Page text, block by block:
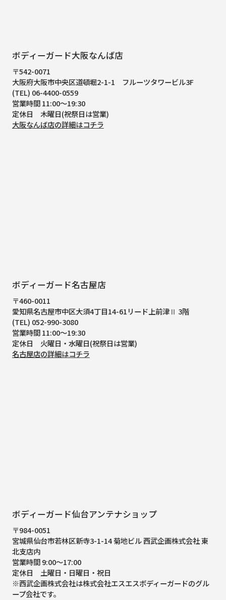
ボディーガード大阪なんば店
〒542-0071
大阪府大阪市中央区道頓堀2-1-1
フルーツタワービル3F
(TEL) 06-4400-0559
営業時間 11:00～19:30
定休日 木曜日(祝祭日は営業)
大阪なんば店の詳細はコチラ
ボディーガード名古屋店
〒460-0011
愛知県名古屋市中区大須4丁目14-61リード上前津Ⅱ 3階
(TEL) 052-990-3080
営業時間 11:00～19:30
定休日 火曜日・水曜日(祝祭日は営業)
名古屋店の詳細はコチラ
ボディーガード仙台アンテナショップ
〒984-0051
宮城県仙台市若林区新寺3-1-14 菊地ビル 西武企画株式会社 東
北支店内
営業時間 9:00～17:00
定休日 土曜日・日曜日・祝日
※西武企画株式会社は株式会社エスエスボディーガードのグル
ープ会社です。